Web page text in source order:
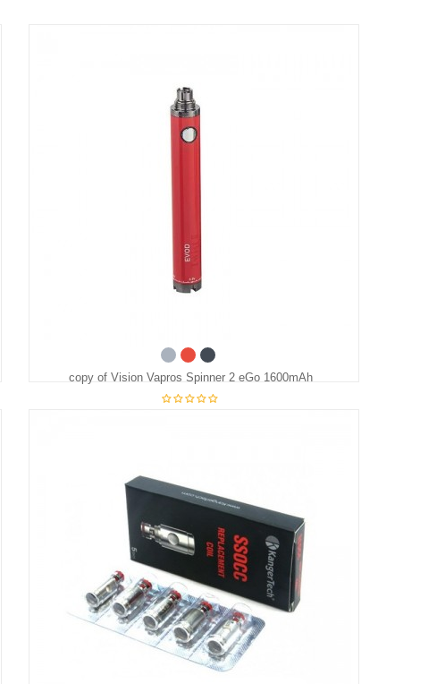
copy of Vision Vapros Spinner 2 eGo 1600mAh
AcierRedBlack